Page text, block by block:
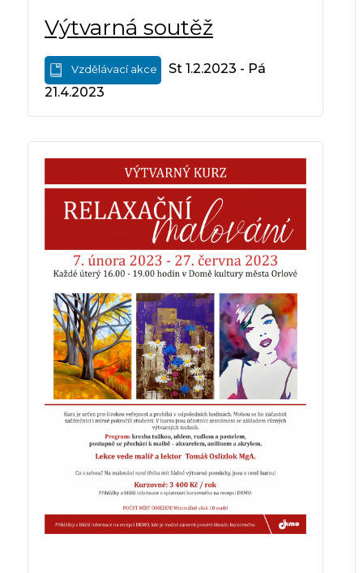
Výtvarná soutěž
Vzdělávací akce
St 1.2.2023 - Pá
21.4.2023